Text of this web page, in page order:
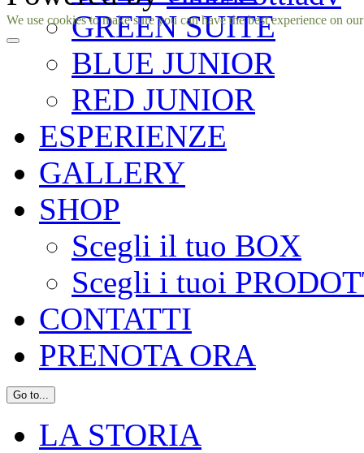
GREEN SUITE
BLUE JUNIOR
RED JUNIOR
ESPERIENZE
GALLERY
SHOP
Scegli il tuo BOX
Scegli i tuoi
CONTATTI
PRENOTA ORA
Go to...
LA STORIA
Facebook
Instagram
We use cookies to make sure you can have the best experience on